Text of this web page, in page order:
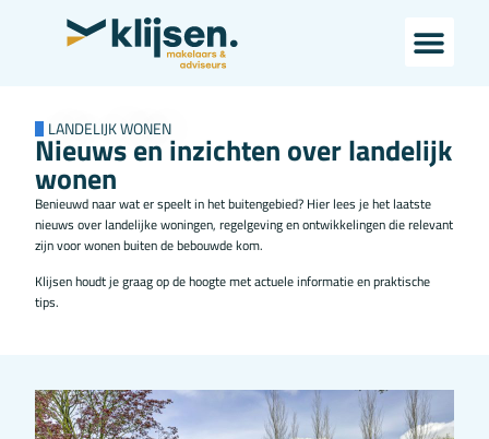
LANDELIJK WONEN
Nieuws en inzichten over landelijk
wonen
Benieuwd naar wat er speelt in het buitengebied? Hier lees je het laatste
nieuws over landelijke woningen, regelgeving en ontwikkelingen die relevant
zijn voor wonen buiten de bebouwde kom.
Klijsen houdt je graag op de hoogte met actuele informatie en praktische
tips.